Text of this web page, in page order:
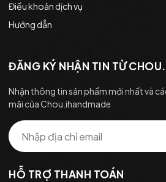
Điều khoản dịch vụ
Hướng dẫn
ĐĂNG KÝ NHẬN TIN TỪ
Nhận thông tin sản phẩm mới nhất và
mãi của Chou.ihandmade
HỖ TRỢ THANH TOÁN